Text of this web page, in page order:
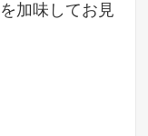
加味してお見